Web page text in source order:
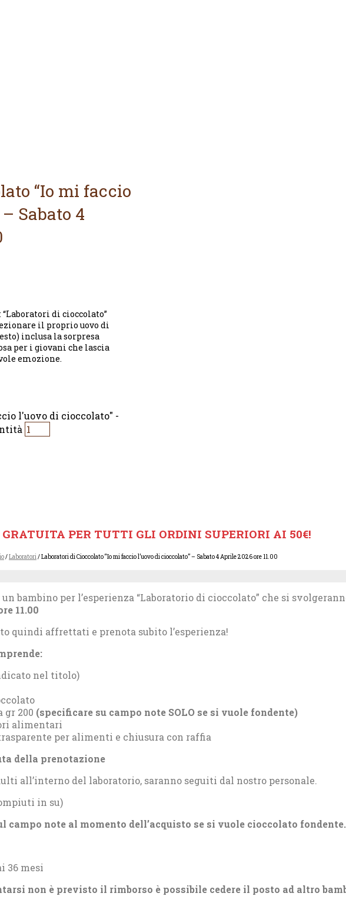
“Io mi faccio
Sabato 4
“Laboratori di cioccolato”
il proprio uovo di
inclusa la sorpresa
per i giovani che lascia
emozione.
l'uovo di cioccolato" -
GRATUITA PER TUTTI GLI ORDINI SUPERIORI AI 50€!
/Laboratori/ Laboratori di Cioccolato “Io mi faccio l’uovo di cioccolato” – Sabato 4 Aprile 2026 ore 11.00
bambino per l’esperienza “Laboratorio di cioccolato” che si
11.00
quindi affrettati e prenota subito l’esperienza!
nel titolo)
gr 200 (specificare su campo note SOLO se si vuole fondente)
alimentari
per alimenti e chiusura con raffia
della prenotazione
all’interno del laboratorio, saranno seguiti dal nostro personale.
in su)
note al momento dell’acquisto se si vuole cioccolato fondente.
36 mesi
non è previsto il rimborso è possibile cedere il posto ad altro